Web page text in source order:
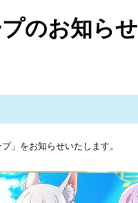
のお知らせ
」をお知らせいたします。